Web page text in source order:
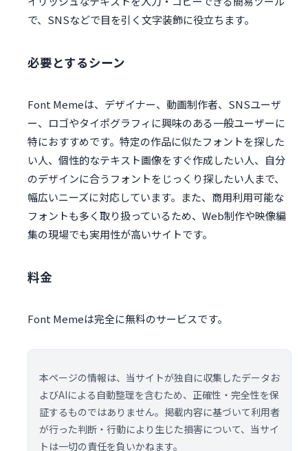
で、SNSなどで目を引く文字装飾に役立ちます。
必要とするシーン
Font Memeは、デザイナー、動画制作者、SNSユーザ
ー、ロゴやタイポグラフィに興味のある一般ユーザーに
特におすすめです。特定の作品に似たフォントを探した
い人、個性的なテキスト画像をすぐ作成したい人、自分
のデザインに合うフォントをじっくり探したい人まで、
幅広いニーズに対応しています。また、商用利用可能な
フォントも多く取り扱っているため、Web制作や映像編
集の現場でも実用性が高いサイトです。
料金
Font Memeは完全に無料のサービスです。
本ページの情報は、当サイトが独自に収集したデータお
よびAIによる自動整理を含むため、正確性・完全性を保
証するものではありません。掲載内容に基づいて利用者
が行った判断・行動により生じた損害について、当サイ
トは一切の責任を負いかねます。